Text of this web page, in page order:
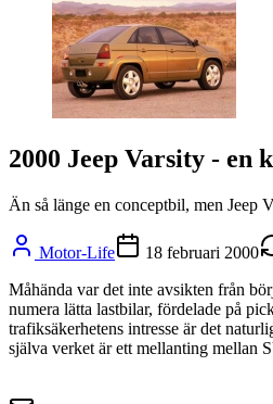
2000 Jeep Varsity - en
Än så länge en conceptbil, men Jeep
Motor-Life 18 februari 2000
Måhända var det inte avsikten från
numera lätta lastbilar, fördelade på
trafiksäkerhetens intresse är det
själva verket är ett mellanting mellan